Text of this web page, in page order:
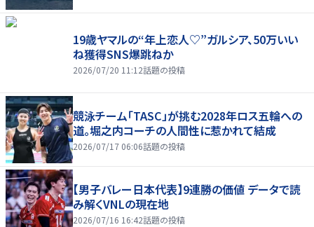
19歳ヤマルの“年上恋人♡”ガルシア、50万いい
ね獲得SNS爆跳ねか
2026/07/20 11:12話題の投稿
競泳チーム「TASC」が挑む2028年ロス五輪への
道。堀之内コーチの人間性に惹かれて結成
2026/07/17 06:06話題の投稿
【男子バレー日本代表】9連勝の価値 データで読
み解くVNLの現在地
2026/07/16 16:42話題の投稿